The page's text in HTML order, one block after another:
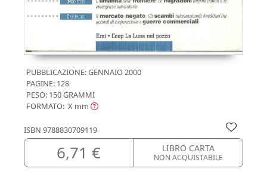
PUBBLICAZIONE:GENNAIO 2000
PAGINE: 128
PESO: 150 GRAMMI
FORMATO: X mm
ISBN 9788830709119
6,71 € LIBRO CARTA
NON ACQUISTABILE